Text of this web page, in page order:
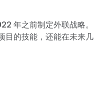
年之前制定外联战略。
目的技能，还能在未来几